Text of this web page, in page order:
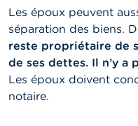
Les époux peuvent
séparation des biens.
reste propriétaire de
de ses dettes. Il n’y a
Les époux doivent
notaire.